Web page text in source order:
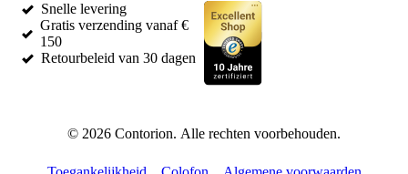
Snelle levering
Gratis verzending vanaf €
150
Retourbeleid van 30 dagen
© 2026 Contorion. Alle rechten voorbehouden.